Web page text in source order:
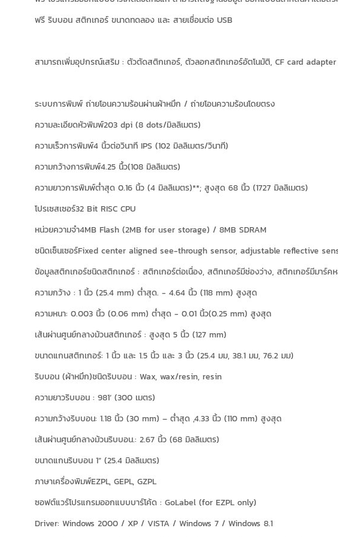
ฟรี ริบบอน สติกเกอร์ ขนาดทดลอง และ สายเชื่อมต่อ USB
สามารถเพิ่มอุปกรณ์เสริม : ตัวตัดสติกเกอร์, ตัวลอกสติกเกอร์อัตโนมัติ, CF card
ระบบการพิมพ์ ถ่ายโอนความร้อนผ่านผ้าหมึก / ถ่ายโอนความร้อนโดยตรง
ความละเอียดหัวพิมพ์203 dpi (8 dots/มิลลิเมตร)
ความเร็วการพิมพ์4 นิ้วต่อวินาที IPS (102 มิลลิเมตร/วินาที)
ความกว้างการพิมพ์4.25 นื้ว(108 มิลลิเมตร)
ความยาวการพิมพ์ต่ำสุด 0.16 นิ้ว (4 มิลลิเมตร)**; สูงสุด 68 นิ้ว (1727 มิลลิเมตร)
โปรเซสเซอร์32 Bit RISC CPU
หน่วยความจำ4MB Flash (2MB for user storage) / 8MB SDRAM
ชนิดเซ็นเซอร์Fixed center aligned see-through sensor, adjustable reflective
ข้อมูลสติกเกอร์ชนิดสติกเกอร์ : สติกเกอร์ต่อเนื่อง, สติกเกอร์มีช่องว่าง, สติกเกอร์มีมาร์ค
ความกว้าง : 1 นิ้ว (25.4 mm) ต่ำสุด. - 4.64 นิ้ว (118 mm) สูงสุด
ความหนา: 0.003 นิ้ว (0.06 mm) ต่ำสุด - 0.01 นิ้ว(0.25 mm) สูงสุด
เส้นผ่านศูนย์กลางม้วนสติกเกอร์ : สูงสุด 5 นิ้ว (127 mm)
ขนาดแกนสติกเกอร์: 1 นิ้ว และ 1.5 นิ้ว และ 3 นิ้ว (25.4 มม, 38.1 มม, 76.2 มม)
ริบบอน (ผ้าหมึก)ชนิดริบบอน : Wax, wax/resin, resin
ความยาวริบบอน : 981’ (300 เมตร)
ความกว้างริบบอน: 1.18 นิ้ว (30 mm) – ต่ำสุด ,4.33 นิ้ว (110 mm) สูงสุด
เส้นผ่านศูนย์กลางม้วนริบบอน.: 2.67 นิ้ว (68 มิลลิเมตร)
ขนาดแกนริบบอน 1” (25.4 มิลลิเมตร)
ภาษาเครื่องพิมพ์EZPL, GEPL, GZPL
ซอฟต์แวร์โปรแกรมออกแบบบาร์โค้ด : GoLabel (for EZPL only)
Driver: Windows 2000 / XP / VISTA / Windows 7 / Windows 8.1